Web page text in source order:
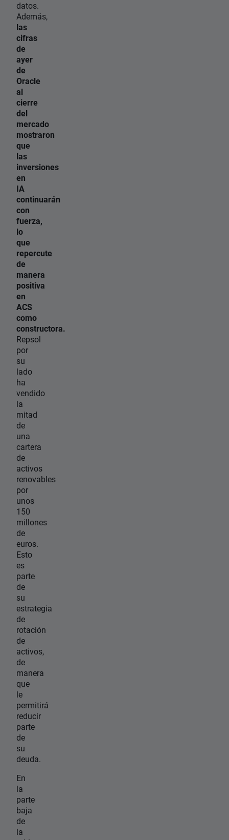
datos.
Además,
las
cifras
de
ayer
de
Oracle
al
cierre
del
mercado
mostraron
que
las
inversiones
en
IA
continuarán
con
fuerza,
lo
que
repercute
de
manera
positiva
en
ACS
como
constructora.
Repsol
por
su
lado
ha
vendido
la
mitad
de
una
cartera
de
activos
renovables
por
unos
150
millones
de
euros.
Esto
es
parte
de
su
estrategia
de
rotación
de
activos,
de
manera
que
le
permitirá
reducir
parte
de
su
deuda.
En
la
parte
baja
de
la